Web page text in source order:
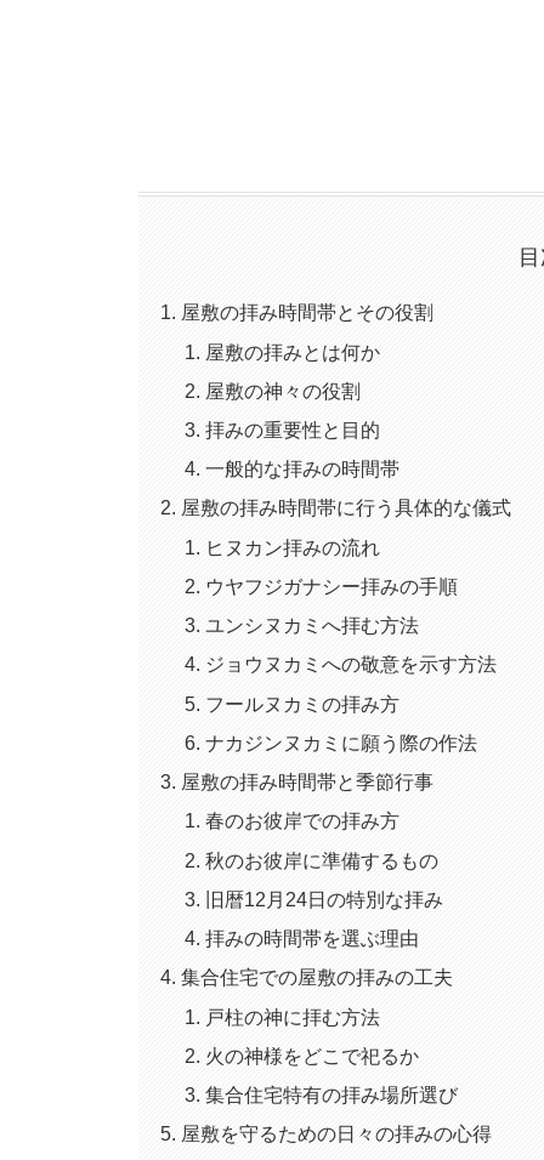
屋敷の拝み時間帯とその役割
屋敷の拝みとは何か
屋敷の神々の役割
拝みの重要性と目的
一般的な拝みの時間帯
屋敷の拝み時間帯に行う具体的な儀式
ヒヌカン拝みの流れ
ウヤフジガナシー拝みの手順
ユンシヌカミへ拝む方法
ジョウヌカミへの敬意を示す方法
フールヌカミの拝み方
ナカジンヌカミに願う際の作法
屋敷の拝み時間帯と季節行事
春のお彼岸での拝み方
秋のお彼岸に準備するもの
旧暦12月24日の特別な拝み
拝みの時間帯を選ぶ理由
集合住宅での屋敷の拝みの工夫
戸柱の神に拝む方法
火の神様をどこで祀るか
集合住宅特有の拝み場所選び
屋敷を守るための日々の拝みの心得